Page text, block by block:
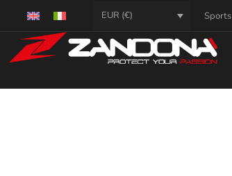
EUR (€) Sports